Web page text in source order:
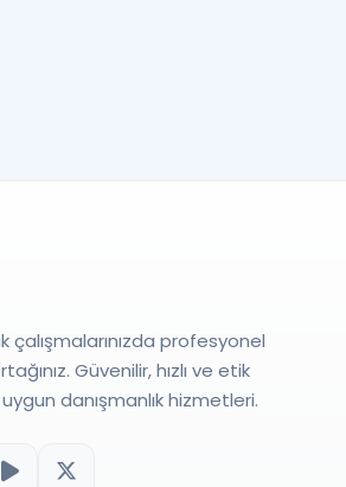
çalışmalarınızda profesyonel
Güvenilir, hızlı ve etik
danışmanlık hizmetleri.